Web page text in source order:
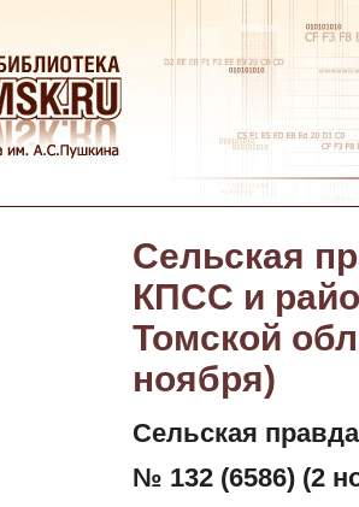
Сельская
КПСС и
Томской
ноября)
Сельская
№ 132 (6586) (2